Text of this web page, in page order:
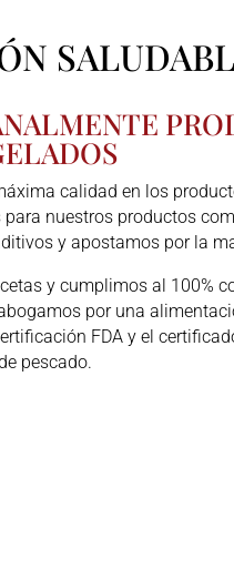
calidad en los
nuestros productos
y apostamos por la
y cumplimos al 100%
por una
FDA y el
pescado.